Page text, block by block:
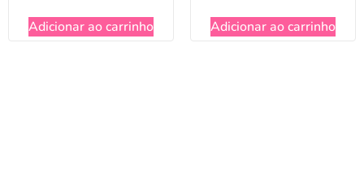
Adicionar ao carrinho Adicionar ao carrinho